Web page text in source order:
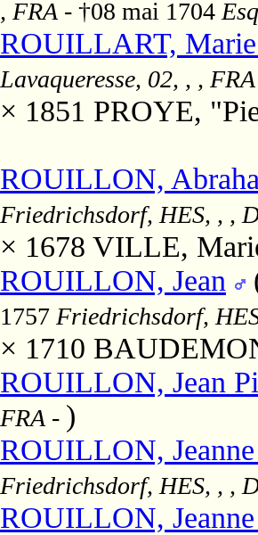
, FRA - †08 mai 1704
ROUILLART, Marie
Lavaqueresse, 02, , , FRA
× 1851 PROYE,
ROUILLON,
Friedrichsdorf, HES, , ,
× 1678 VILLE,
ROUILLON, Jean
1757 Friedrichsdorf,
× 1710
ROUILLON, Jean
FRA - )
ROUILLON,
Friedrichsdorf, HES, , ,
ROUILLON,